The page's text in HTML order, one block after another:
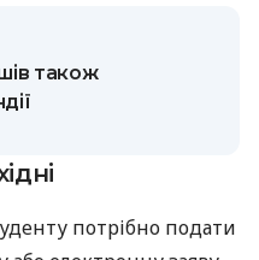
також
потрібно подати